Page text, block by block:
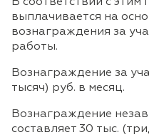
В соответствии с
выплачивается на
вознаграждения за
работы.
Вознаграждение за
тысяч) руб. в месяц.
Вознаграждение
составляет 30 тыс.